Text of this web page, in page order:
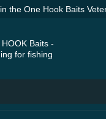
the One Hook Baits